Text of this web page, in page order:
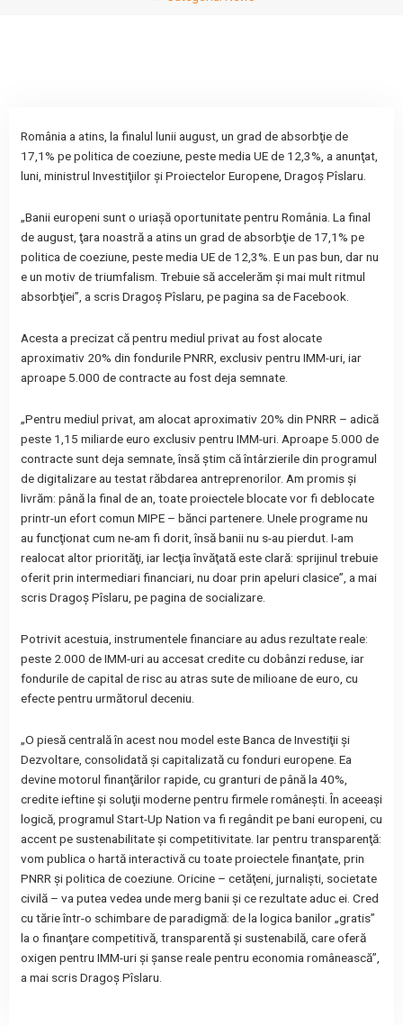
România a atins, la finalul lunii august, un grad de absorbţie de
17,1% pe politica de coeziune, peste media UE de 12,3%, a anunţat,
luni, ministrul Investiţiilor şi Proiectelor Europene, Dragoş Pîslaru.
„Banii europeni sunt o uriaşă oportunitate pentru România. La final
de august, ţara noastră a atins un grad de absorbţie de 17,1% pe
politica de coeziune, peste media UE de 12,3%. E un pas bun, dar nu
e un motiv de triumfalism. Trebuie să accelerăm şi mai mult ritmul
absorbţiei”, a scris Dragoş Pîslaru, pe pagina sa de Facebook.
Acesta a precizat că pentru mediul privat au fost alocate
aproximativ 20% din fondurile PNRR, exclusiv pentru IMM-uri, iar
aproape 5.000 de contracte au fost deja semnate.
„Pentru mediul privat, am alocat aproximativ 20% din PNRR – adică
peste 1,15 miliarde euro exclusiv pentru IMM-uri. Aproape 5.000 de
contracte sunt deja semnate, însă ştim că întârzierile din programul
de digitalizare au testat răbdarea antreprenorilor. Am promis şi
livrăm: până la final de an, toate proiectele blocate vor fi deblocate
printr-un efort comun MIPE – bănci partenere. Unele programe nu
au funcţionat cum ne-am fi dorit, însă banii nu s-au pierdut. I-am
realocat altor priorităţi, iar lecţia învăţată este clară: sprijinul trebuie
oferit prin intermediari financiari, nu doar prin apeluri clasice”, a mai
scris Dragoş Pîslaru, pe pagina de socializare.
Potrivit acestuia, instrumentele financiare au adus rezultate reale:
peste 2.000 de IMM-uri au accesat credite cu dobânzi reduse, iar
fondurile de capital de risc au atras sute de milioane de euro, cu
efecte pentru următorul deceniu.
„O piesă centrală în acest nou model este Banca de Investiţii şi
Dezvoltare, consolidată şi capitalizată cu fonduri europene. Ea
devine motorul finanţărilor rapide, cu granturi de până la 40%,
credite ieftine şi soluţii moderne pentru firmele româneşti. În aceeaşi
logică, programul Start-Up Nation va fi regândit pe bani europeni, cu
accent pe sustenabilitate şi competitivitate. Iar pentru transparenţă:
vom publica o hartă interactivă cu toate proiectele finanţate, prin
PNRR şi politica de coeziune. Oricine – cetăţeni, jurnalişti, societate
civilă – va putea vedea unde merg banii şi ce rezultate aduc ei. Cred
cu tărie într-o schimbare de paradigmă: de la logica banilor „gratis”
la o finanţare competitivă, transparentă şi sustenabilă, care oferă
oxigen pentru IMM-uri şi şanse reale pentru economia românească”,
a mai scris Dragoş Pîslaru.